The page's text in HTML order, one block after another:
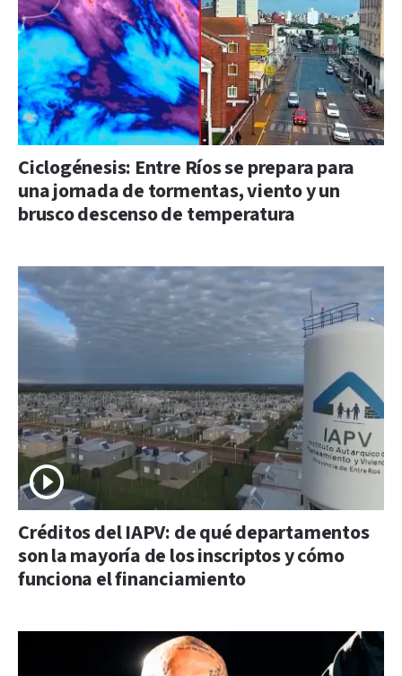
Ciclogénesis: Entre Ríos se prepara para
una jornada de tormentas, viento y un
brusco descenso de temperatura
Créditos del IAPV: de qué departamentos
son la mayoría de los inscriptos y cómo
funciona el financiamiento